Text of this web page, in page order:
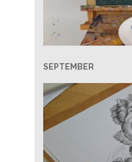
SEPTEMBER